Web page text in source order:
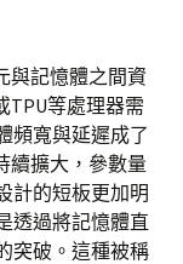
與記憶體之間資
TPU等處理器需
頻寬與延遲成了
續擴大，參數量
計的短板更加明
透過將記憶體直
突破。這種被稱